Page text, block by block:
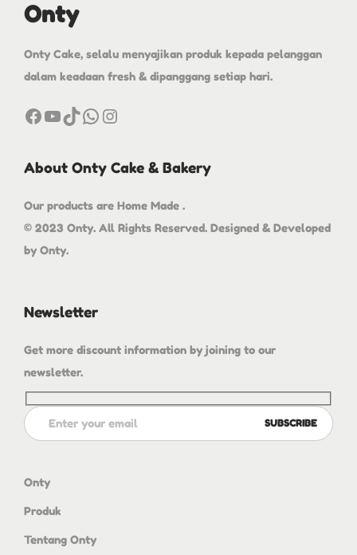
Onty
Onty Cake, selalu menyajikan produk kepada pelanggan
dalam keadaan fresh & dipanggang setiap hari.
About Onty Cake & Bakery
Our products are Home Made .
© 2023 Onty. All Rights Reserved. Designed & Developed
by Onty.
Newsletter
Get more discount information by joining to our
newsletter.
Onty
Produk
Tentang Onty